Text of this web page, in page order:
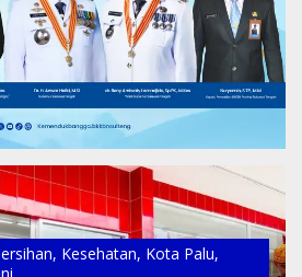
, Kesehatan, Kota Palu,